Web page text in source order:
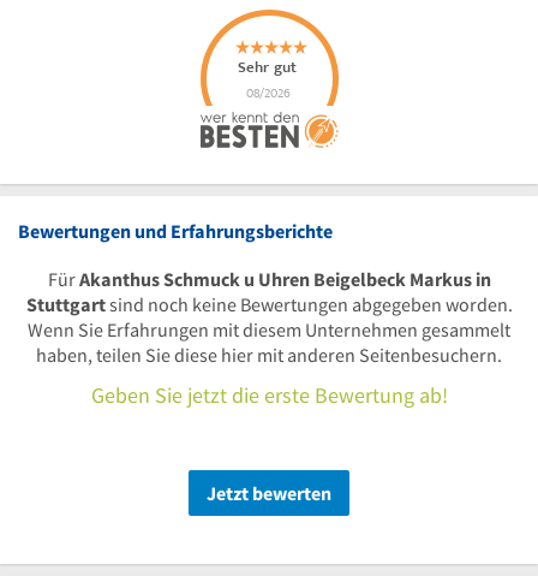
Bewertungen und Erfahrungsberichte
FürAkanthus Schmuck u Uhren Beigelbeck Markus in
Stuttgartsind noch keine Bewertungen abgegeben worden.
Wenn Sie Erfahrungen mit diesem Unternehmen gesammelt
haben, teilen Sie diese hier mit anderen Seitenbesuchern.
Geben Sie jetzt die erste Bewertung ab!
Jetzt bewerten